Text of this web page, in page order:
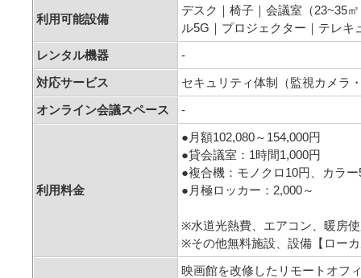
利用可能設備
デスク｜椅子｜会議室（23~35
ル5G｜プロジェクター｜テレキ
レンタル機器 -
対応サービス セキュリティ体制（監視カメラ
オンライン会議スペース -
利用料金
●月額102,080～154,000円
●貸会議室：1時間1,000円
●複合機：モノクロ10円、カラー
●月極ロッカー：2,000～
※水道光熱費、エアコン、暖房
※その他無料施設、設備【ロー
映画館を改修したリモートオフ